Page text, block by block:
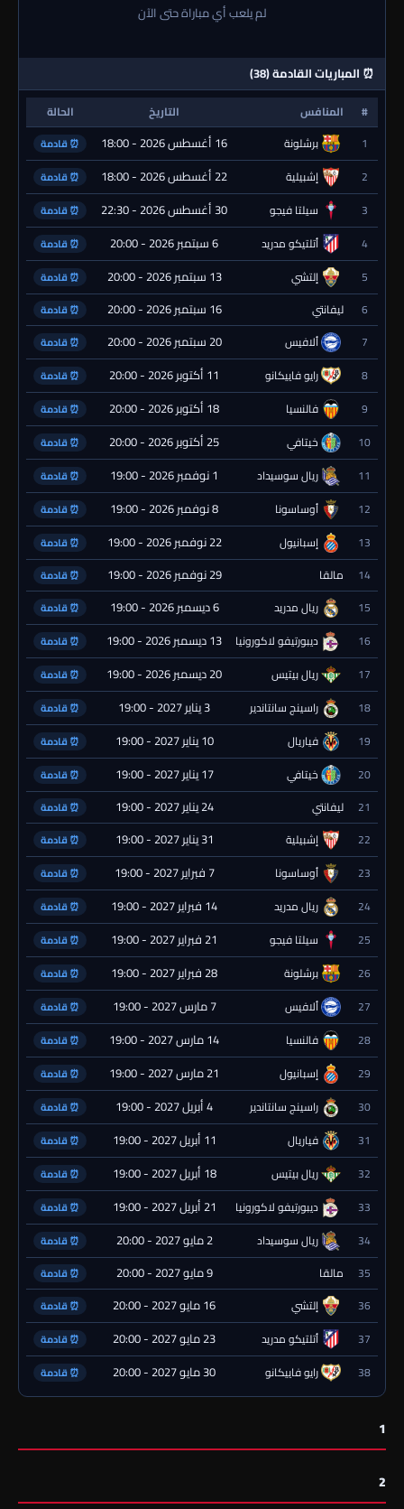
لم يلعب أي مباراة حتى الآن
⏰ المباريات القادمة (38)
# المنافس التاريخ
الحالة
1
برشلونة 16 أغسطس 2026 - 18:00 ⏰ قادمة
2 إشبيلية 22 أغسطس 2026 - 18:00 ⏰ قادمة
3 سيلتا فيجو 30 أغسطس 2026 - 22:30 ⏰ قادمة
4 أتلتيكو مدريد 6 سبتمبر 2026 - 20:00 ⏰ قادمة
5 إلتشي 13 سبتمبر 2026 - 20:00 ⏰ قادمة
6 ليفانتي 16 سبتمبر 2026 - 20:00 ⏰ قادمة
7 ألافيس 20 سبتمبر 2026 - 20:00 ⏰ قادمة
8 رايو فاييكانو 11 أكتوبر 2026 - 20:00 ⏰ قادمة
9 فالنسيا 18 أكتوبر 2026 - 20:00 ⏰ قادمة
10 خيتافي 25 أكتوبر 2026 - 20:00 ⏰ قادمة
11 ريال سوسيداد 1 نوفمبر 2026 - 19:00 ⏰ قادمة
12 أوساسونا 8 نوفمبر 2026 - 19:00 ⏰ قادمة
13 إسبانيول 22 نوفمبر 2026 - 19:00 ⏰ قادمة
14 مالقا 29 نوفمبر 2026 - 19:00 ⏰ قادمة
15 ريال مدريد 6 ديسمبر 2026 - 19:00 ⏰ قادمة
16 ديبورتيفو لاكورونيا 13 ديسمبر 2026 - 19:00 ⏰ قادمة
17 ريال بيتيس 20 ديسمبر 2026 - 19:00 ⏰ قادمة
18 راسينج سانتاندير 3 يناير 2027 - 19:00 ⏰ قادمة
19 فياريال 10 يناير 2027 - 19:00 ⏰ قادمة
20 خيتافي 17 يناير 2027 - 19:00 ⏰ قادمة
21 ليفانتي 24 يناير 2027 - 19:00 ⏰ قادمة
22 إشبيلية 31 يناير 2027 - 19:00 ⏰ قادمة
23 أوساسونا 7 فبراير 2027 - 19:00 ⏰ قادمة
24 ريال مدريد 14 فبراير 2027 - 19:00 ⏰ قادمة
25 سيلتا فيجو 21 فبراير 2027 - 19:00 ⏰ قادمة
26 برشلونة 28 فبراير 2027 - 19:00 ⏰ قادمة
27 ألافيس 7 مارس 2027 - 19:00 ⏰ قادمة
28 فالنسيا 14 مارس 2027 - 19:00 ⏰ قادمة
29 إسبانيول 21 مارس 2027 - 19:00 ⏰ قادمة
30 راسينج سانتاندير 4 أبريل 2027 - 19:00 ⏰ قادمة
31 فياريال 11 أبريل 2027 - 19:00 ⏰ قادمة
32 ريال بيتيس 18 أبريل 2027 - 19:00 ⏰ قادمة
33 ديبورتيفو لاكورونيا 21 أبريل 2027 - 19:00 ⏰ قادمة
34 ريال سوسيداد 2 مايو 2027 - 20:00 ⏰ قادمة
35 مالقا 9 مايو 2027 - 20:00 ⏰ قادمة
36 إلتشي 16 مايو 2027 - 20:00 ⏰ قادمة
37 أتلتيكو مدريد 23 مايو 2027 - 20:00 ⏰ قادمة
38 رايو فاييكانو 30 مايو 2027 - 20:00 ⏰ قادمة
1
2